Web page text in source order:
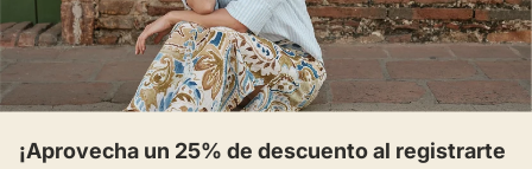
¡Aprovecha un 25% de descuento al registrarte